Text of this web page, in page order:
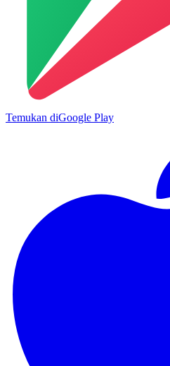
Temukan diGoogle Play